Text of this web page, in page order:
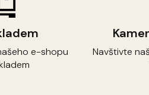
e-shopu
Navštivte